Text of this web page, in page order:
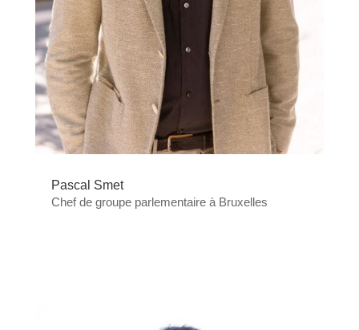
Pascal Smet
Chef de groupe parlementaire à Bruxelles